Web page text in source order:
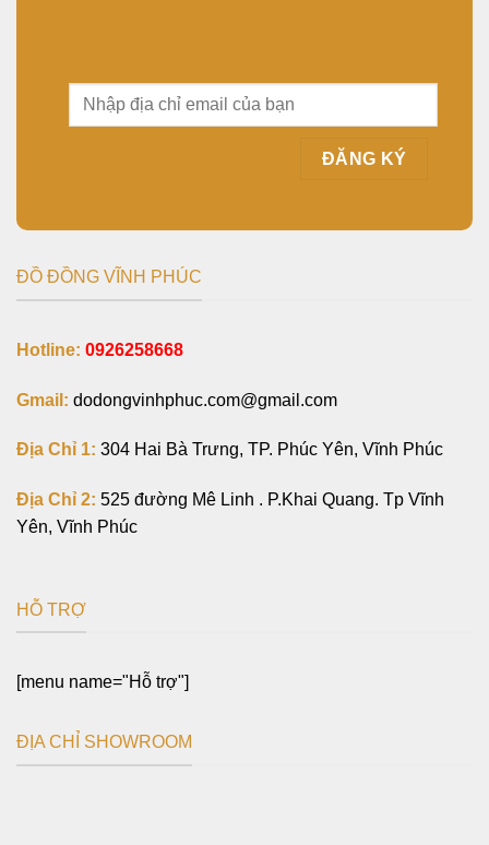
ĐỒ ĐỒNG VĨNH PHÚC
Hotline: 0926258668
Gmail: dodongvinhphuc.com@gmail.com
Địa Chỉ 1: 304 Hai Bà Trưng, TP. Phúc Yên, Vĩnh Phúc
Địa Chỉ 2: 525 đường Mê Linh . P.Khai Quang. Tp Vĩnh
Yên, Vĩnh Phúc
HỖ TRỢ
[menu name="Hỗ trợ"]
ĐỊA CHỈ SHOWROOM